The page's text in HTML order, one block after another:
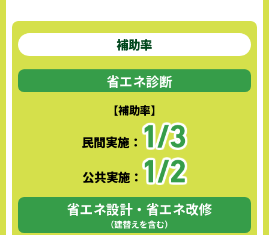
補助率
省エネ診断
【補助率】
民間実施：
公共実施：
省エネ設計・省エネ改修
（建替えを含む）